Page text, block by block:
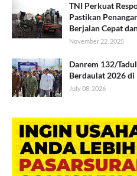
TNI Perkuat
Pastikan
Berjalan Cepat
November 22, 2025
Danrem 132/
Berdaulat 2026 di
July 08, 2026